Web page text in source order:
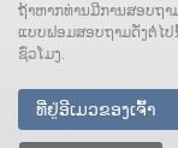
ຖ້າ​ຫາກ​ທ່ານ​ມີ​ການ​ສອບ​ຖ
ແບບ​ຟອມ​ສອບ​ຖາມ​ດັ່ງ​ຕໍ່​ໄ
ຊົ່ວໂມງ.